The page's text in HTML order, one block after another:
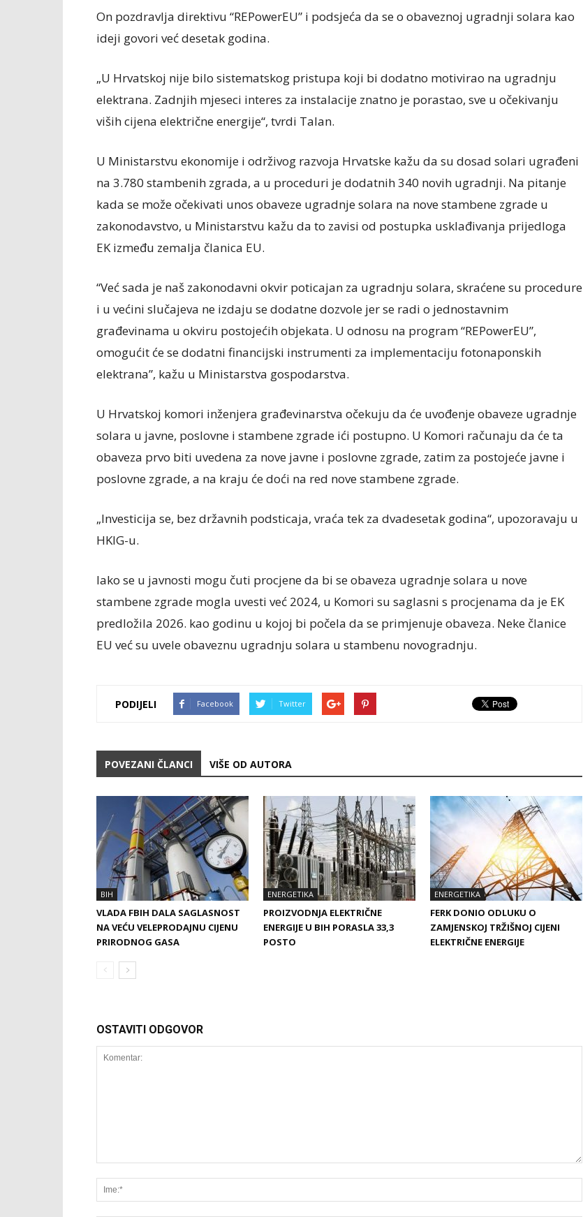
On pozdravlja direktivu “REPowerEU” i podsjeća da se o obaveznoj ugradnji solara kao
ideji govori već desetak godina.
„U Hrvatskoj nije bilo sistematskog pristupa koji bi dodatno motivirao na ugradnju
elektrana. Zadnjih mjeseci interes za instalacije znatno je porastao, sve u očekivanju
viših cijena električne energije“, tvrdi Talan.
U Ministarstvu ekonomije i održivog razvoja Hrvatske kažu da su dosad solari ugrađeni
na 3.780 stambenih zgrada, a u proceduri je dodatnih 340 novih ugradnji. Na pitanje
kada se može očekivati unos obaveze ugradnje solara na nove stambene zgrade u
zakonodavstvo, u Ministarstvu kažu da to zavisi od postupka usklađivanja prijedloga
EK između zemalja članica EU.
“Već sada je naš zakonodavni okvir poticajan za ugradnju solara, skraćene su procedure
i u većini slučajeva ne izdaju se dodatne dozvole jer se radi o jednostavnim
građevinama u okviru postojećih objekata. U odnosu na program “REPowerEU”,
omogućit će se dodatni financijski instrumenti za implementaciju fotonaponskih
elektrana”, kažu u Ministarstva gospodarstva.
U Hrvatskoj komori inženjera građevinarstva očekuju da će uvođenje obaveze ugradnje
solara u javne, poslovne i stambene zgrade ići postupno. U Komori računaju da će ta
obaveza prvo biti uvedena za nove javne i poslovne zgrade, zatim za postojeće javne i
poslovne zgrade, a na kraju će doći na red nove stambene zgrade.
„Investicija se, bez državnih podsticaja, vraća tek za dvadesetak godina“, upozoravaju u
HKIG-u.
Iako se u javnosti mogu čuti procjene da bi se obaveza ugradnje solara u nove
stambene zgrade mogla uvesti već 2024, u Komori su saglasni s procjenama da je EK
predložila 2026. kao godinu u kojoj bi počela da se primjenuje obaveza. Neke članice
EU već su uvele obaveznu ugradnju solara u stambenu novogradnju.
PODIJELI Facebook Twitter
POVEZANI ČLANCI VIŠE OD AUTORA
BIH
VLADA FBIH DALA SAGLASNOST
NA VEĆU VELEPRODAJNU CIJENU
PRIRODNOG GASA
ENERGETIKA
PROIZVODNJA ELEKTRIČNE
ENERGIJE U BIH PORASLA 33,3
POSTO
ENERGETIKA
FERK DONIO ODLUKU O
ZAMJENSKOJ TRŽIŠNOJ CIJENI
ELEKTRIČNE ENERGIJE
OSTAVITI ODGOVOR